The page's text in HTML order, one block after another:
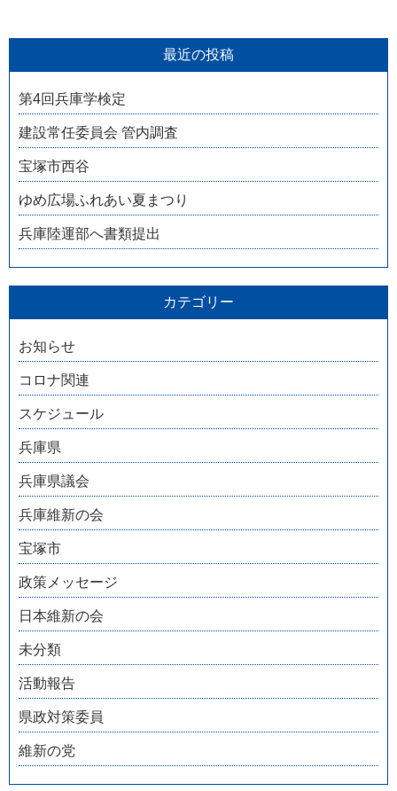
最近の投稿
第4回兵庫学検定
建設常任委員会 管内調査
宝塚市西谷
ゆめ広場ふれあい夏まつり
兵庫陸運部へ書類提出
カテゴリー
お知らせ
コロナ関連
スケジュール
兵庫県
兵庫県議会
兵庫維新の会
宝塚市
政策メッセージ
日本維新の会
未分類
活動報告
県政対策委員
維新の党